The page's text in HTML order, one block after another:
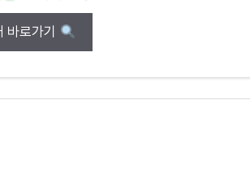
바로가기